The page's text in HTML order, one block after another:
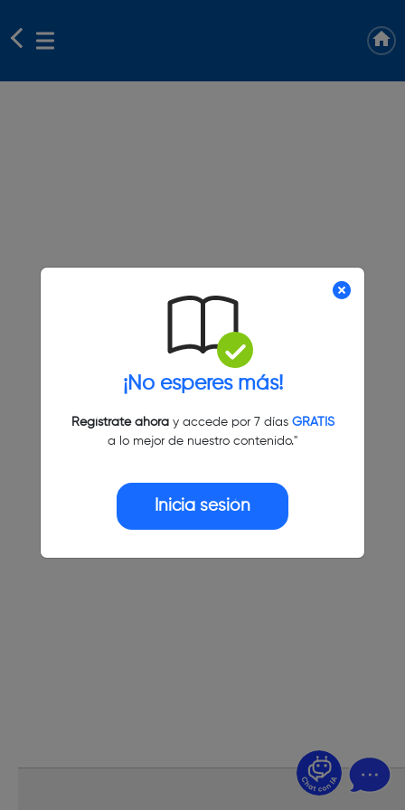
¡No esperes más!
Regístrate ahoray accede por 7 días GRATIS
a lo mejor de nuestro contenido."
Inicia sesión